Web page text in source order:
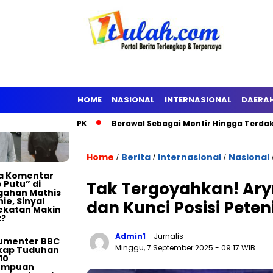
HOME NASIONAL INTERNASIONAL
Berawal Sebagai Montir Hingga Terdakwa
Komentar
Putu” di
Mathis
Sinyal
Makin
BBC
Tuduhan
Home / Berita / Internasional / Nasional
Tak Tergoyahkan!
dan Kunci Posisi
Admin1- Jurnalis
Minggu, 7 September 2025 - 09:17 WIB